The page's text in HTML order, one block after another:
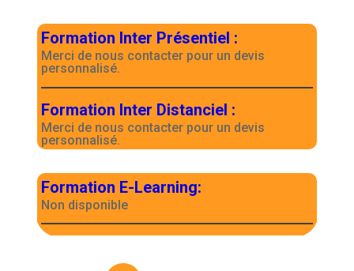
Formation Inter Présentiel :
Merci de nous contacter pour un devis
personnalisé.
Formation Inter Distanciel :
Merci de nous contacter pour un devis
personnalisé.
Formation E-Learning:
Non disponible